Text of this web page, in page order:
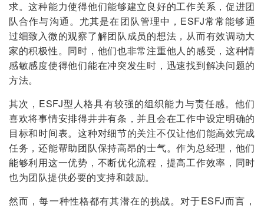
求。这种能力使得他们能够建立良好的工作关系，促进团
队合作与沟通。尤其是在团队管理中，ESFJ常常能够通
过细致入微的观察了解团队成员的想法，从而有效调动大
家的积极性。同时，他们也非常注重他人的感受，这种情
感敏感度使得他们能在冲突发生时，迅速找到解决问题的
方法。
其次，ESFJ型人格具有较强的组织能力与责任感。他们
喜欢将事情安排得井井有条，并且会在工作中设定明确的
目标和时间表。这种对细节的关注不仅让他们能高效完成
任务，还能帮助团队保持高昂的士气。作为总经理，他们
能够利用这一优势，不断优化流程，提高工作效率，同时
也为团队提供必要的支持和鼓励。
然而，每一种性格都有其潜在的挑战。对于ESFJ而言，